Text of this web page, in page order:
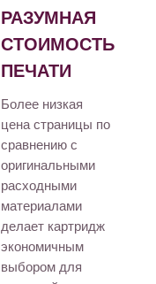
РАЗУМНАЯ
СТОИМОСТЬ
ПЕЧАТИ
Более низкая
цена страницы по
сравнению с
оригинальными
расходными
материалами
делает картридж
экономичным
выбором для